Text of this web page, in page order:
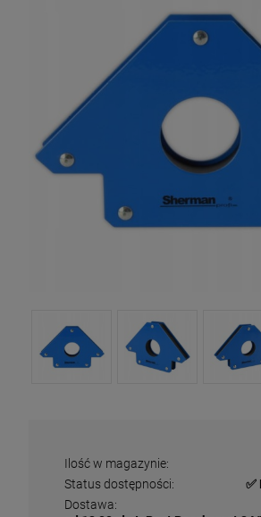
Ilość w magazynie:
Status dostępności:
✅
Duża ilość– dostępny w dużej ilości
Dostawa: